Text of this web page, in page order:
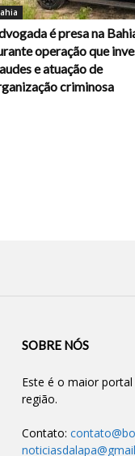
é presa na
operação que
e atuação de
criminosa
SOBRE NÓS
Este é o maior
região.
Contato: